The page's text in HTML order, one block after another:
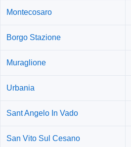
Montecosaro
Borgo Stazione
Muraglione
Urbania
Sant Angelo In Vado
San Vito Sul Cesano